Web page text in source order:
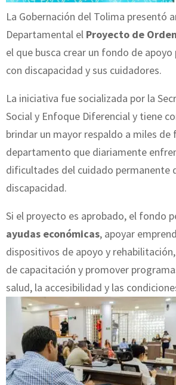
La Gobernación del Tolima presentó
Departamental el Proyecto de
el que busca crear un fondo de apoyo
con discapacidad y sus cuidadores.
La iniciativa fue socializada por la
Social y Enfoque Diferencial y tiene
brindar un mayor respaldo a miles de
departamento que diariamente
dificultades del cuidado permanente
discapacidad.
Si el proyecto es aprobado, el fondo
ayudas económicas, apoyar
dispositivos de apoyo y
de capacitación y promover
salud, la accesibilidad y las